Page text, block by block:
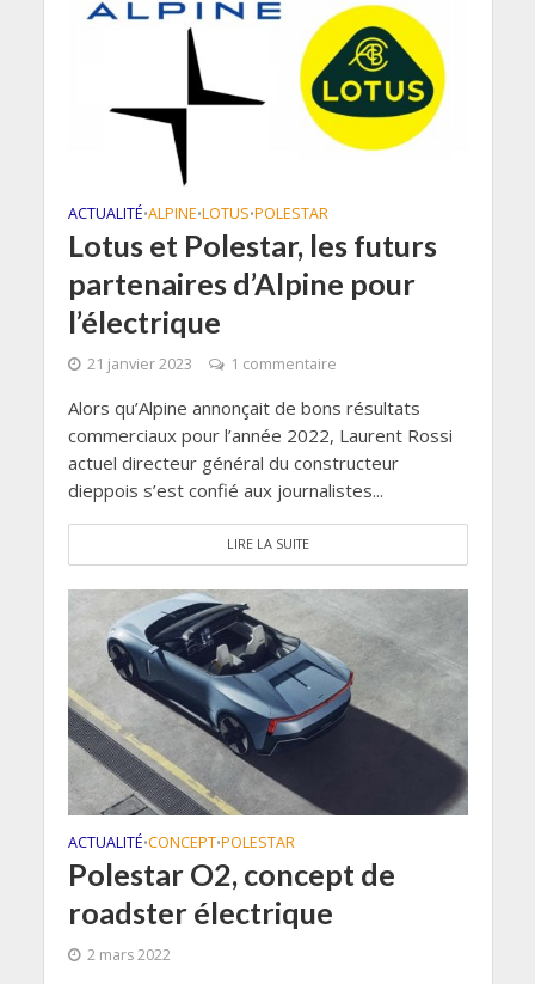
ACTUALITÉ•ALPINE•LOTUS•POLESTAR
Lotus et Polestar, les futurs
partenaires d’Alpine pour
l’électrique
21 janvier 2023 1 commentaire
Alors qu’Alpine annonçait de bons résultats
commerciaux pour l’année 2022, Laurent Rossi
actuel directeur général du constructeur
dieppois s’est confié aux journalistes...
LIRE LA SUITE
ACTUALITÉ•CONCEPT•POLESTAR
Polestar O2, concept de
roadster électrique
2 mars 2022